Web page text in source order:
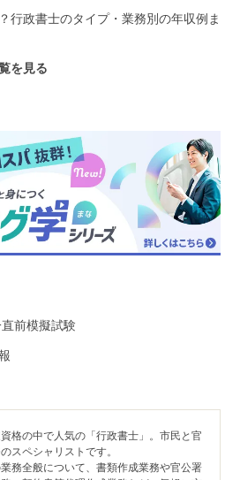
行政書士のタイプ・業務別の年収例ま
を見る
前模擬試験
格の中で人気の「行政書士」。市民と官
スペシャリストです。
務全般について、書類作成業務や官公署